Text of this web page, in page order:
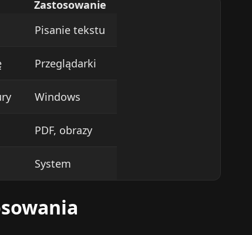
Zastosowanie
Pisanie tekstu
Przeglądarki
Windows
PDF, obrazy
System